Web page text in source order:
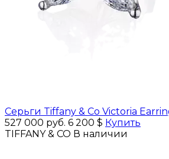
Серьги Tiffany & Co Victoria
527 000 руб. 6 200 $ Купить
TIFFANY & CO В наличии